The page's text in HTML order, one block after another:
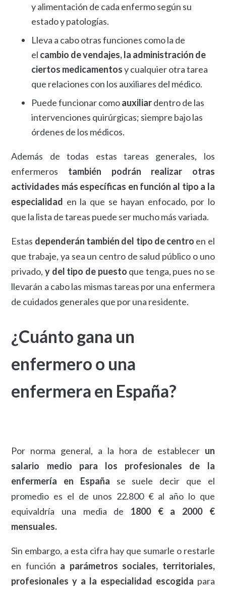
y alimentación de cada enfermo según su
estado y patologías.
Lleva a cabo otras funciones como la de
el cambio de vendajes, la administración de
ciertos medicamentosy cualquier otra tarea
que relaciones con los auxiliares del médico.
Puede funcionar comoauxiliardentro de las
intervenciones quirúrgicas; siempre bajo las
órdenes de los médicos.
Además de todas estas tareas generales, los
enfermeros también podrán realizar otras
actividades más específicas en función al tipo a la
especialidad en la que se hayan enfocado, por lo
que la lista de tareas puede ser mucho más variada.
Estas dependerán también del tipo de centro en el
que trabaje, ya sea un centro de salud público o uno
privado, y del tipo de puesto que tenga, pues no se
llevarán a cabo las mismas tareas por una enfermera
de cuidados generales que por una residente.
¿Cuánto gana un
enfermero o una
enfermera en España?
Por norma general, a la hora de establecerun
salario medio para los profesionales de la
enfermería en España se suele decir que el
promedio es el de unos 22.800 € al año lo que
equivaldría una media de 1800 € a 2000 €
mensuales.
Sin embargo, a esta cifra hay que sumarle o restarle
en función a parámetros sociales, territoriales,
profesionales y a la especialidad escogida para